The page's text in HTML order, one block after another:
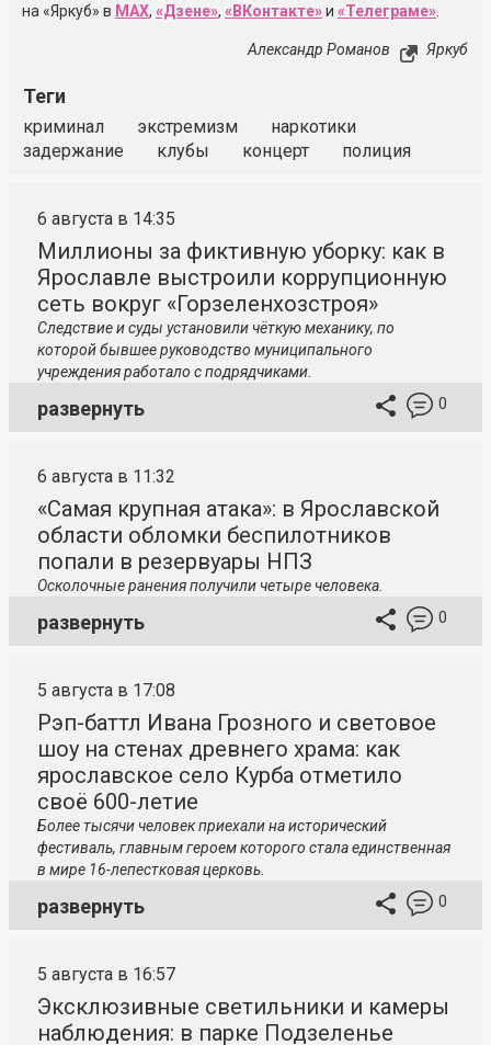
на «Яркуб» в MAX, «Дзене», «ВКонтакте»и «Телеграме».
Александр Романов Яркуб
Теги
криминал экстремизм
наркотики
задержание
клубы концерт полиция
6 августа в 14:35
Миллионы за фиктивную уборку: как в
Ярославле выстроили коррупционную
сеть вокруг «Горзеленхозстроя»
Следствие и суды установили чёткую механику, по
которой бывшее руководство муниципального
учреждения работало с подрядчиками.
развернуть 0
6 августа в 11:32
«Самая крупная атака»: в Ярославской
области обломки беспилотников
попали в резервуары НПЗ
Осколочные ранения получили четыре человека.
развернуть 0
5 августа в 17:08
Рэп-баттл Ивана Грозного и световое
шоу на стенах древнего храма: как
ярославское село Курба отметило
своё 600-летие
Более тысячи человек приехали на исторический
фестиваль, главным героем которого стала единственная
в мире 16-лепестковая церковь.
развернуть 0
5 августа в 16:57
Эксклюзивные светильники и камеры
наблюдения: в парке Подзеленье